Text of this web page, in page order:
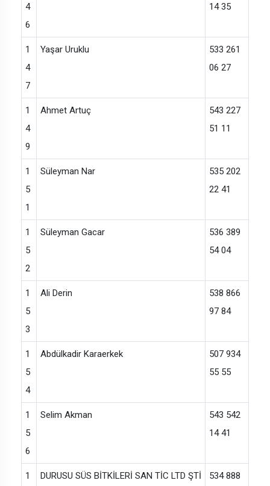
4
6
14 35
1
4
7
Yaşar Uruklu
533 261
06 27
1
4
9
Ahmet Artuç
543 227
51 11
1
5
1
Süleyman Nar
535 202
22 41
1
5
2
Süleyman Gacar
536 389
54 04
1
5
3
Ali Derin
538 866
97 84
1
5
4
Abdülkadir Karaerkek
507 934
55 55
1
5
6
Selim Akman
543 542
14 41
1
DURUSU SÜS BİTKİLERİ SAN TİC LTD ŞTİ
534 888